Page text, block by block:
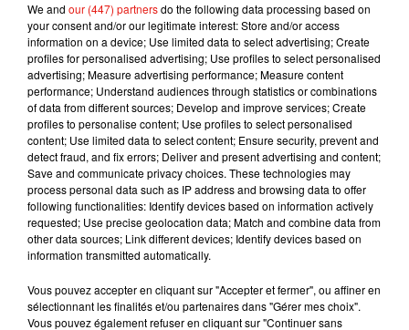
6 août 2026
Il y a 10 ans, DJ Snake changeait de
dimension avec son premier...
3 août 2026
Fred again.. et Latin Mafia dévoilent enfin
leur mixtape créée en...
Swedish House Mafia et Lykke Li
We and our (447) partnersdo the following data processing based on
your consent and/or our legitimate interest: Store and/or access
information on a device; Use limited data to select advertising; Create
profiles for personalised advertising; Use profiles to select personalised
advertising; Measure advertising performance; Measure content
performance; Understand audiences through statistics or combinations
of data from different sources; Develop and improve services; Create
profiles to personalise content; Use profiles to select personalised
content; Use limited data to select content; Ensure security, prevent and
detect fraud, and fix errors; Deliver and present advertising and content;
Save and communicate privacy choices. These technologies may
process personal data such as IP address and browsing data to offer
following functionalities: Identify devices based on information actively
requested; Use precise geolocation data; Match and combine data from
other data sources; Link different devices; Identify devices based on
information transmitted automatically.
Vous pouvez accepter en cliquant sur "Accepter et fermer", ou affiner en
sélectionnant les finalités et/ou partenaires dans "Gérer mes choix".
Vous pouvez également refuser en cliquant sur "Continuer sans